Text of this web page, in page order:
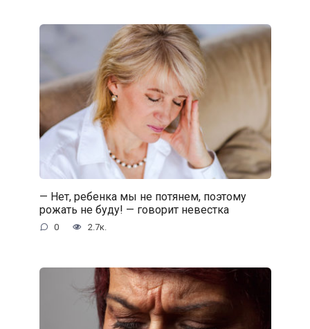
— Нет, ребенка мы не потянем, поэтому
рожать не буду! — говорит невестка
0 2.7к.